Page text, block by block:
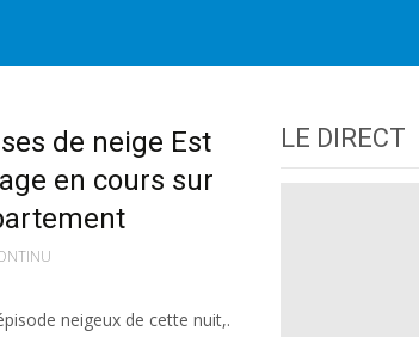
de neige Est
en cours sur
neigeux de cette nuit,.
LE DIRECT